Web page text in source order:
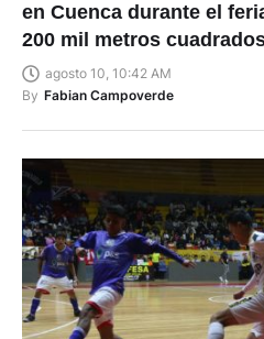
en Cuenca durante el
200 mil metros
agosto 10, 10:42 AM
By Fabian Campoverde